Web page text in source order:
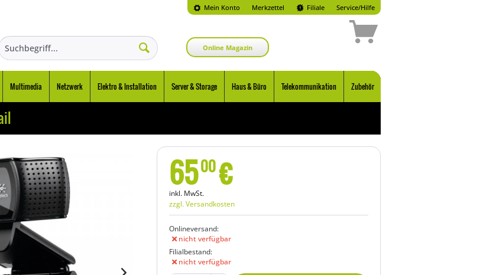
Mein Konto Merkzettel Filiale Service/Hilfe
Online Magazin
Multimedia Netzwerk Elektro & Installation Server & Storage Haus & Büro Telekommunikation Zubehör
6500€
inkl. MwSt.
zzgl. Versandkosten
Onlineversand:
nicht verfügbar
Filialbestand:
nicht verfügbar